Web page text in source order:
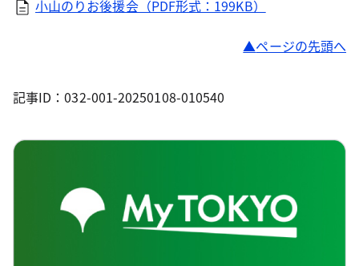
小山のりお後援会（PDF形式：199KB）
ページの先頭へ
記事ID：032-001-20250108-010540